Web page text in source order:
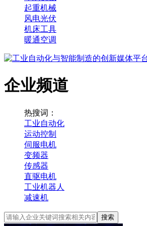
起重机械
风电光伏
机床工具
暖通空调
企业频道
热搜词：
工业自动化
运动控制
伺服电机
变频器
传感器
直驱电机
工业机器人
减速机
搜索